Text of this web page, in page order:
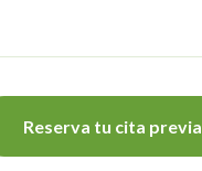
Reserva tu cita previa